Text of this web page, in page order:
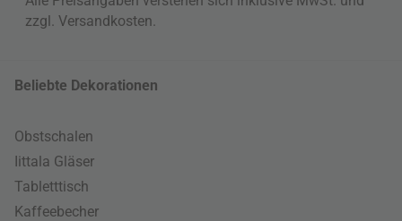
zzgl. Versandkosten
Beliebte Dekorationen
Obstschalen
Iittala Gläser
Tabletttisch
Kaffeebecher